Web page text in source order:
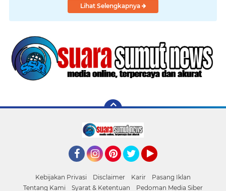
Lihat Selengkapnya
Kebijakan Privasi Disclaimer Karir
Pasang Iklan
Tentang Kami
Syarat & Ketentuan Pedoman Media Siber